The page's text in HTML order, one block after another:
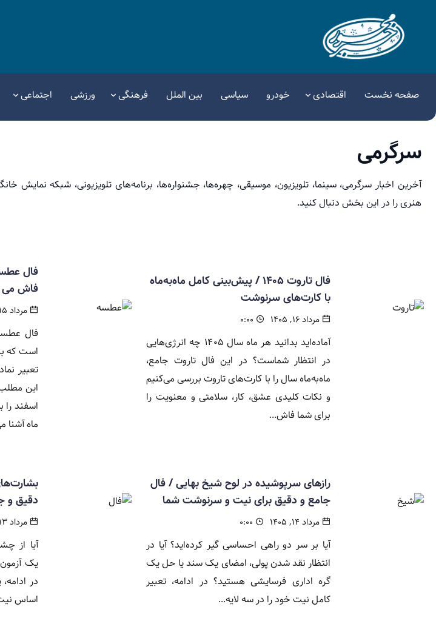
صفحه نخست اقتصادی خودرو سیاسی بین الملل فرهنگی ورزشی اجتماعی
سرگرمی
آخرین اخبار سرگرمی، سینما، تلویزیون، موسیقی، چهره‌ها، جشنواره‌ها، برنامه‌های تلویزیونی، شبکه نمایش
هنری را در این بخش دنبال کنید.
فال تاروت ۱۴۰۵ / پیش‌بینی کامل ماه‌به‌ماه
با کارت‌های سرنوشت
مرداد ۱۶, ۱۴۰۵
آماده‌اید بدانید هر ماه سال ۱۴۰۵ چه انرژی‌هایی
در انتظار شماست؟ در این فال تاروت جامع،
ماه‌به‌ماه سال را با کارت‌های تاروت بررسی می‌کنیم
و نکات کلیدی عشق، کار، سلامتی و معنویت را
برای شما فاش...
فال
فاش می
مرداد ۱۵, ۱۴۰۵
فال
است که
تعبیر
اسفند را
ماه آشنا
رازهای سرپوشیده در لوح شیخ بهایی / فال
جامع و دقیق برای نیت و سرنوشت شما
مرداد ۱۴, ۱۴۰۵
آیا بر سر دو راهی احساسی گیر کرده‌اید؟ آیا در
انتظار نقد شدن پولی، امضای یک سند یا حل یک
گره اداری فرسایشی هستید؟ در ادامه، تعبیر
کامل نیت خود را در سه لایه...
دقیق و
مرداد ۱۳, ۱۴۰۵
آیا از
یک
در
اساس